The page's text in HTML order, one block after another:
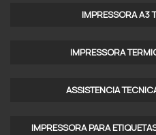
IMPRESSORA A3
IMPRESSORA
ASSISTENCIA
IMPRESSORA PARA